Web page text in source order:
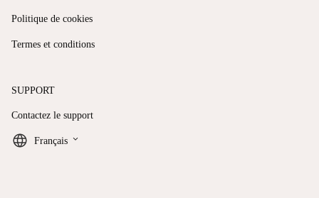
Politique de cookies
Termes et conditions
SUPPORT
Contactez le support
Français keyboard_arrow_down